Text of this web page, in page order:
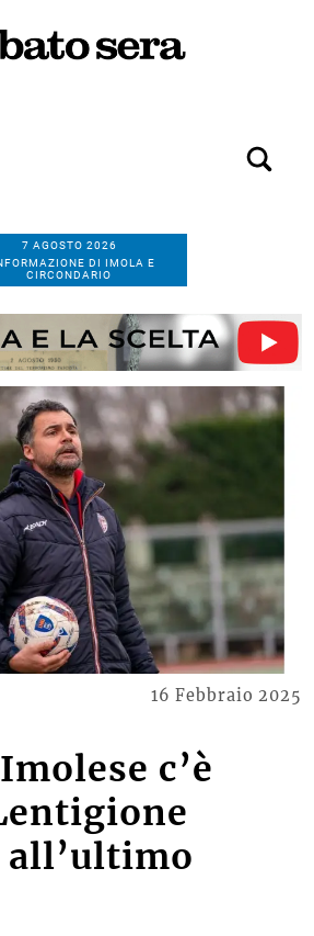
7 AGOSTO 2026
DI IMOLA E
CIRCONDARIO
16 Febbraio 2025
c’è
all’ultimo